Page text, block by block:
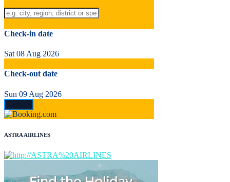
Check-in date
Sat 08 Aug 2026
Check-out date
Sun 09 Aug 2026
ASTRA AIRLINES